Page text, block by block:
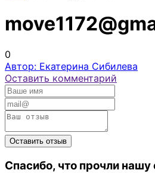
0
Автор: Екатерина Сибилева
Оставить комментарий
Спасибо, что прочли нашу